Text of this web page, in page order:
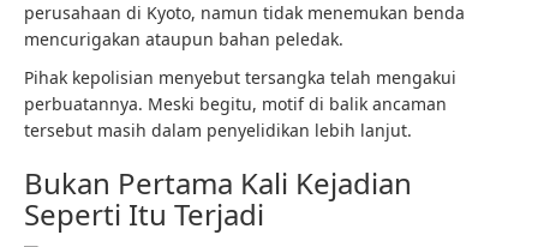
perusahaan di Kyoto, namun tidak menemukan benda
mencurigakan ataupun bahan peledak.
Pihak kepolisian menyebut tersangka telah mengakui
perbuatannya. Meski begitu, motif di balik ancaman
tersebut masih dalam penyelidikan lebih lanjut.
Bukan Pertama Kali Kejadian
Seperti Itu Terjadi